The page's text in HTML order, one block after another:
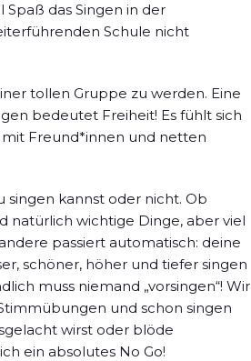
das Singen in der
Schule nicht
tollen Gruppe zu werden. Eine
bedeutet Freiheit! Es fühlt sich
mit Freund*innen und netten
singen kannst oder nicht. Ob
natürlich wichtige Dinge, aber viel
passiert automatisch: deine
schöner, höher und tiefer singen
muss niemand „vorsingen“! Wir
und schon singen
wirst oder blöde
ein absolutes No Go!